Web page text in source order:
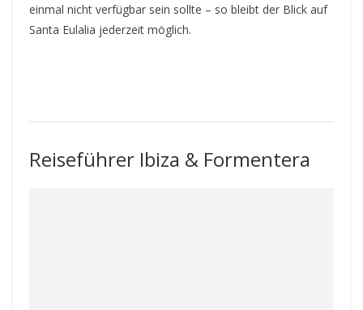
einmal nicht verfügbar sein sollte – so bleibt der Blick auf
Santa Eulalia jederzeit möglich.
Reiseführer Ibiza & Formentera